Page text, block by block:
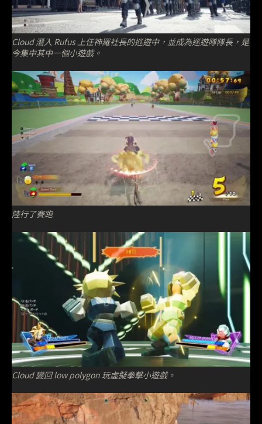
Cloud 潛入 Rufus 上任神羅社長的巡遊中，並成為巡遊隊隊長，是
今集中其中一個小遊戲。
陸行了賽跑
Cloud 變回 low polygon 玩虛擬拳擊小遊戲。